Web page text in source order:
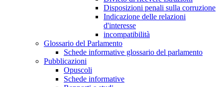
Disposizioni penali sulla corruzione
Indicazione delle relazioni
d'interesse
incompatibilità
Glossario del Parlamento
Schede informative glossario del parlamento
Pubblicazioni
Opuscoli
Schede informative